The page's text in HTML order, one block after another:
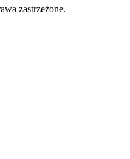
zastrzeżone.